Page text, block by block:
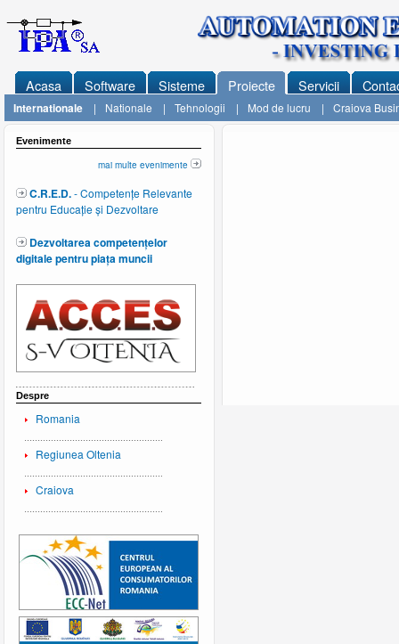
Acasa Software Sisteme Proiecte
Internationale | Nationale | Tehnologii | Mod de lucru | Craiova
Servicii
Evenimente
mai multe evenimente
C.R.E.D.- Competențe Relevante
pentru Educație și Dezvoltare
Dezvoltarea competențelor
digitale pentru piața muncii
Despre
Romania
Regiunea Oltenia
Craiova